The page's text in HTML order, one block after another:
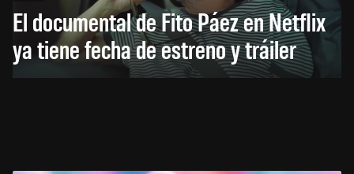
El documental de Fito Páez en Netflix
ya tiene fecha de estreno y tráiler